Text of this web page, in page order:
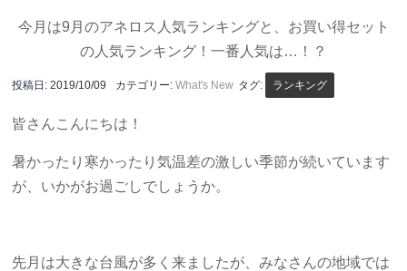
今月は9月のアネロス人気ランキングと、お買い得セット
の人気ランキング！一番人気は…！？
投稿日:2019/10/09 カテゴリー:What's New タグ: ランキング
皆さんこんにちは！
暑かったり寒かったり気温差の激しい季節が続いています
が、いかがお過ごしでしょうか。
先月は大きな台風が多く来ましたが、みなさんの地域では